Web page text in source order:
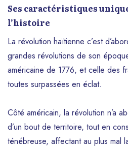
Ses caractéristiques
l’histoire
La révolution haïtienne c’est
grandes révolutions de son
américaine de 1776, et celle des
toutes surpassées en éclat.
Côté américain, la révolution n’a
d’un bout de territoire, tout en
ténébreuse, affectant au plus mal